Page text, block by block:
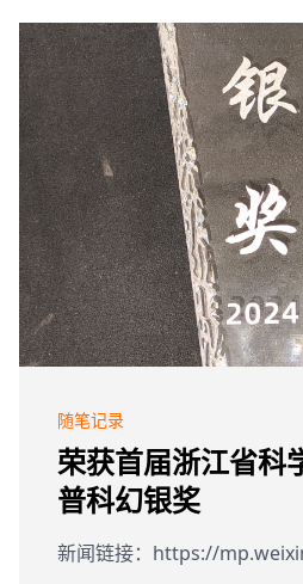
随笔记录
荣获首届浙江省科
普科幻银奖
新闻链接：https://